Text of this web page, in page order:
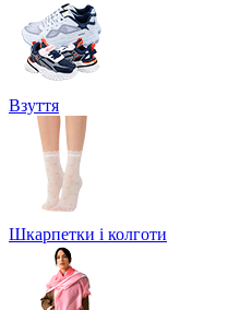
Взуття
Шкарпетки і колготи